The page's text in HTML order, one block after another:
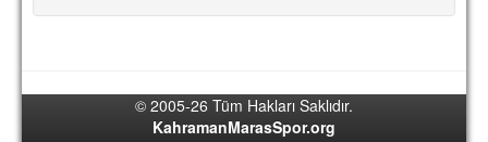
İRTİBAT
REKLAM YAYINI
© 2005-26 Tüm Hakları Saklıdır.
KahramanMarasSpor.org